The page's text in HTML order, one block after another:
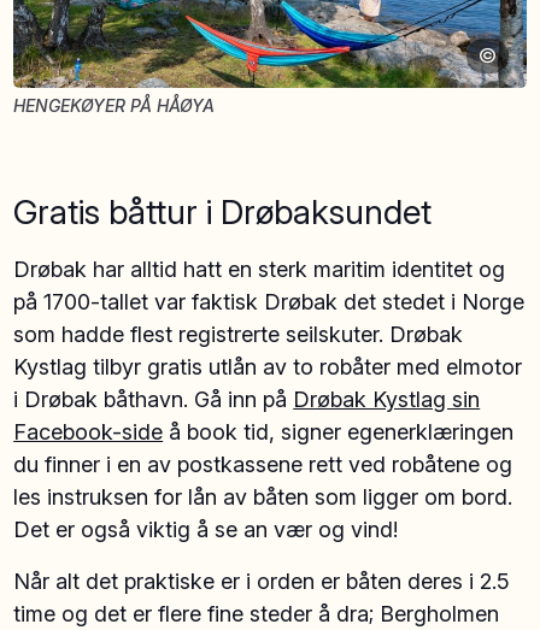
HENGEKØYER PÅ HÅØYA
©
Gratis båttur i Drøbaksundet
Drøbak har alltid hatt en sterk maritim identitet og
på 1700-tallet var faktisk Drøbak det stedet i Norge
som hadde flest registrerte seilskuter. Drøbak
Kystlag tilbyr gratis utlån av to robåter med elmotor
i Drøbak båthavn. Gå inn på Drøbak Kystlag sin
Facebook-side å book tid, signer egenerklæringen
du finner i en av postkassene rett ved robåtene og
les instruksen for lån av båten som ligger om bord.
Det er også viktig å se an vær og vind!
Når alt det praktiske er i orden er båten deres i 2.5
time og det er flere fine steder å dra; Bergholmen